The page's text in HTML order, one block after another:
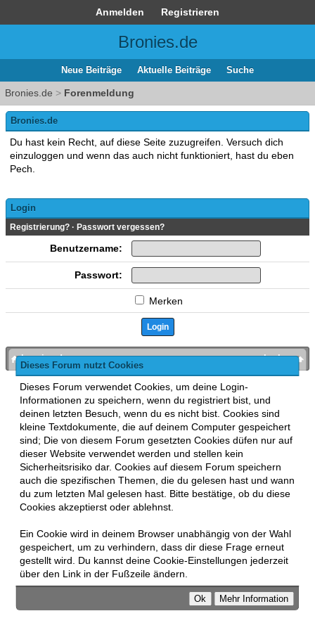
Anmelden Registrieren
Bronies.de
Neue Beiträge Aktuelle Beiträge Suche
Bronies.de > Forenmeldung
Dieses Forum nutzt Cookies
Dieses Forum verwendet Cookies, um deine Login-
Informationen zu speichern, wenn du registriert bist, und
deinen letzten Besuch, wenn du es nicht bist. Cookies sind
kleine Textdokumente, die auf deinem Computer gespeichert
sind; Die von diesem Forum gesetzten Cookies düfen nur auf
dieser Website verwendet werden und stellen kein
Sicherheitsrisiko dar. Cookies auf diesem Forum speichern
auch die spezifischen Themen, die du gelesen hast und wann
du zum letzten Mal gelesen hast. Bitte bestätige, ob du diese
Cookies akzeptierst oder ablehnst.
Ein Cookie wird in deinem Browser unabhängig von der Wahl
gespeichert, um zu verhindern, dass dir diese Frage erneut
gestellt wird. Du kannst deine Cookie-Einstellungen jederzeit
über den Link in der Fußzeile ändern.
Bronies.de
Du hast kein Recht, auf diese Seite zuzugreifen. Versuch dich
einzuloggen und wenn das auch nicht funktioniert, hast du eben
Pech.
Login
Registrierung? · Passwort vergessen?
Benutzername:
Passwort:
Merken
nach oben
bronies.de
MyBB , mobile Fassung: MyBB GoMobile
Zur Desktop-Version wechseln
This forum usesLukasz TkaczMyBB addons.